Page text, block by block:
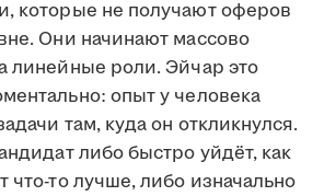
которые не получают оферов
Они начинают массово
линейные роли. Эйчар это
опыт у человека
там, куда он откликнулся.
либо быстро уйдёт, как
что-то лучше, либо изначально